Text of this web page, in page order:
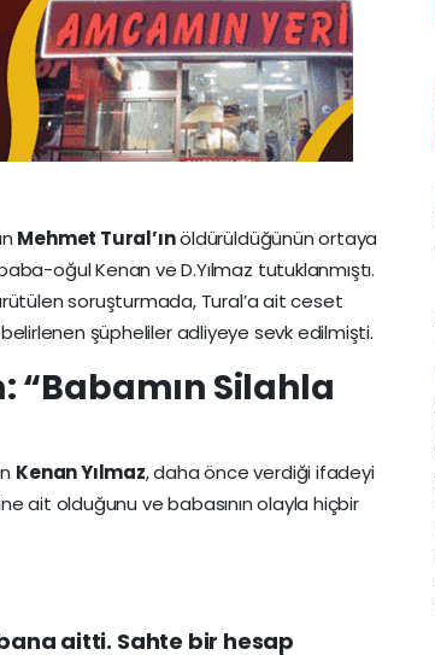
Mehmet Tural’ınöldürüldüğünün ortaya
oğul Kenan ve D.Yılmaz tutuklanmıştı.
soruşturmada, Tural’a ait ceset
belirlenen şüpheliler adliyeye sevk edilmişti.
“Babamın Silahla
Kenan Yılmaz, daha önce verdiği ifadeyi
ait olduğunu ve babasının olayla hiçbir
aitti. Sahte bir hesap